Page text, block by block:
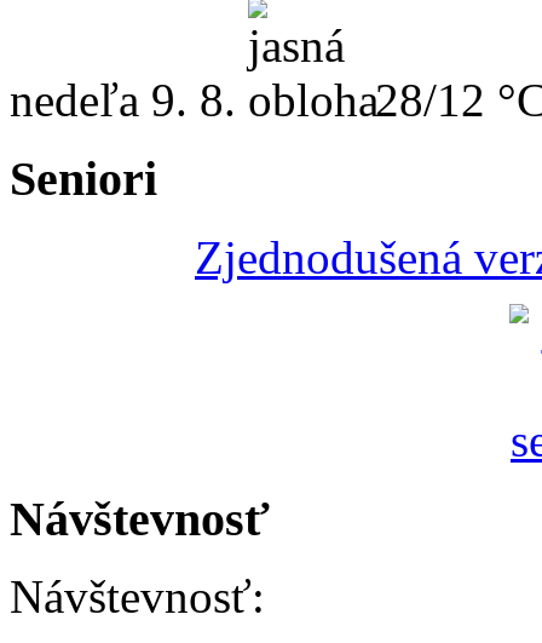
nedeľa 9. 8. 28/12
Seniori
Zjednodušená
Návštevnosť
Návštevnosť: